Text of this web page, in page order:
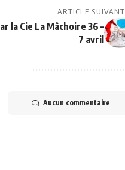
ARTICLE SUIVANT
la Cie La Mâchoire 36 –
7 avril
Aucun commentaire